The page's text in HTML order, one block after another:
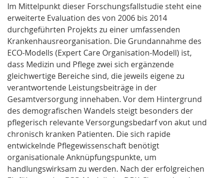
Im Mittelpunkt dieser Forschungsfallstudie steht eine
erweiterte Evaluation des von 2006 bis 2014
durchgeführten Projekts zu einer umfassenden
Krankenhausreorganisation. Die Grundannahme des
ECO-Modells (Expert Care Organisation-Modell) ist,
dass Medizin und Pflege zwei sich ergänzende
gleichwertige Bereiche sind, die jeweils eigene zu
verantwortende Leistungsbeiträge in der
Gesamtversorgung innehaben. Vor dem Hintergrund
des demografischen Wandels steigt besonders der
pflegerisch relevante Versorgungsbedarf von akut und
chronisch kranken Patienten. Die sich rapide
entwickelnde Pflegewissenschaft benötigt
organisationale Anknüpfungspunkte, um
handlungswirksam zu werden. Nach der erfolgreichen